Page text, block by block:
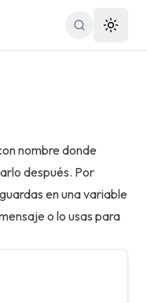
nombre donde
después. Por
en una variable
o lo usas para